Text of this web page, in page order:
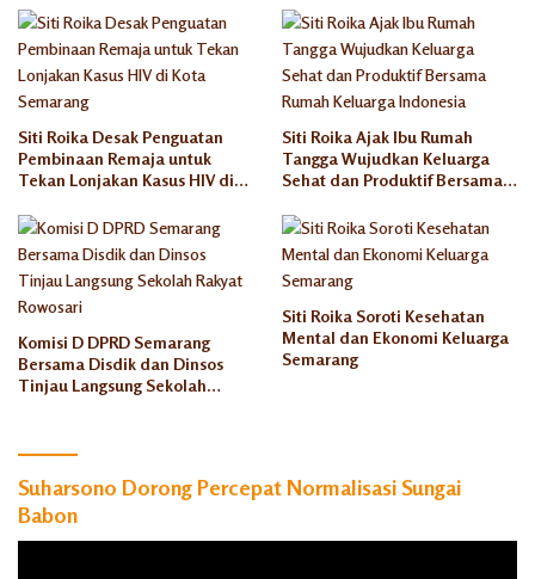
Semaran
Siti Roika Desak Penguatan
Pembinaan Remaja untuk
Tekan Lonjakan Kasus HIV di
Siti Roika Ajak Ibu Rumah
Tangga Wujudkan Keluarga
Sehat dan Produktif Bersama
Komisi D DPRD Semarang
Bersama Disdik dan Dinsos
Tinjau Langsung Sekolah
Siti Roika Soroti Kesehatan
Mental dan Ekonomi Keluarga
Semarang
Suharsono Dorong Percepat Normalisasi Sungai
Babon